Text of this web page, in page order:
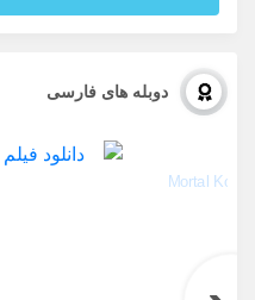
دوبله های فارسی